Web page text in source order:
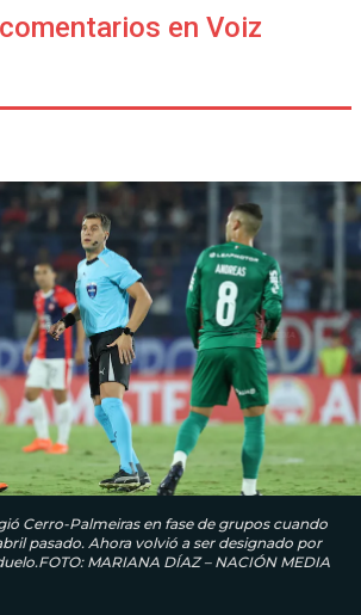
en Voiz
Cerro-Palmeiras en fase de grupos cuando
pasado. Ahora volvió a ser designado por
MARIANA DÍAZ – NACIÓN MEDIA